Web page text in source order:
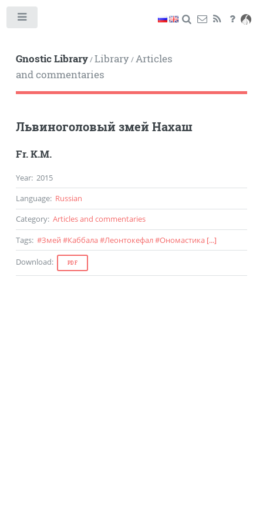
Gnostic Library/Library/Articles
and commentaries
Львиноголовый змей Нахаш
Fr. K.M.
Year: 2015
Language: Russian
Category: Articles and commentaries
Tags: #Змей #Каббала#Леонтокефал#Ономастика [...]
Download: PDF